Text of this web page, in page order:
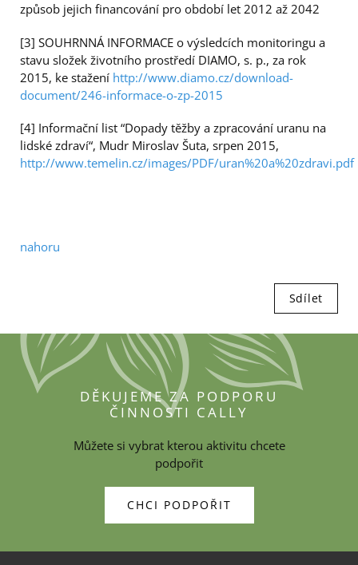
způsob jejich financování pro období let 2012 až 2042
[3] SOUHRNNÁ INFORMACE o výsledcích monitoringu a
stavu složek životního prostředí DIAMO, s. p., za rok
2015, ke stažení http://www.diamo.cz/download-
document/246-informace-o-zp-2015
[4] Informační list “Dopady těžby a zpracování uranu na
lidské zdraví“, Mudr Miroslav Šuta, srpen 2015,
http://www.temelin.cz/images/PDF/uran%20a%20zdravi.pdf
nahoru
Sdílet
DĚKUJEME ZA PODPORU
ČINNOSTI CALLY
Můžete si vybrat kterou aktivitu chcete
podpořit
CHCI PODPOŘIT